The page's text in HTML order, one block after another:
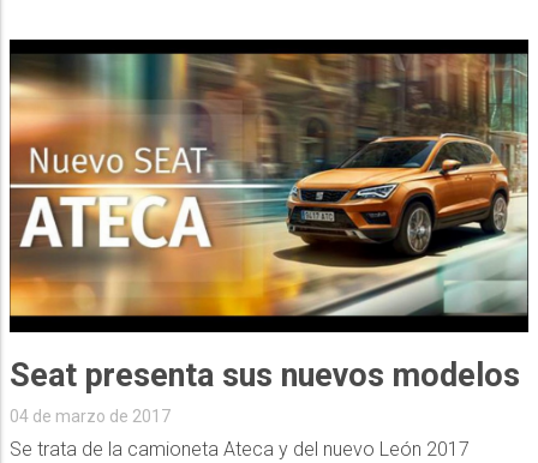
Seat presenta sus nuevos modelos
04 de marzo de 2017
Se trata de la camioneta Ateca y del nuevo León 2017